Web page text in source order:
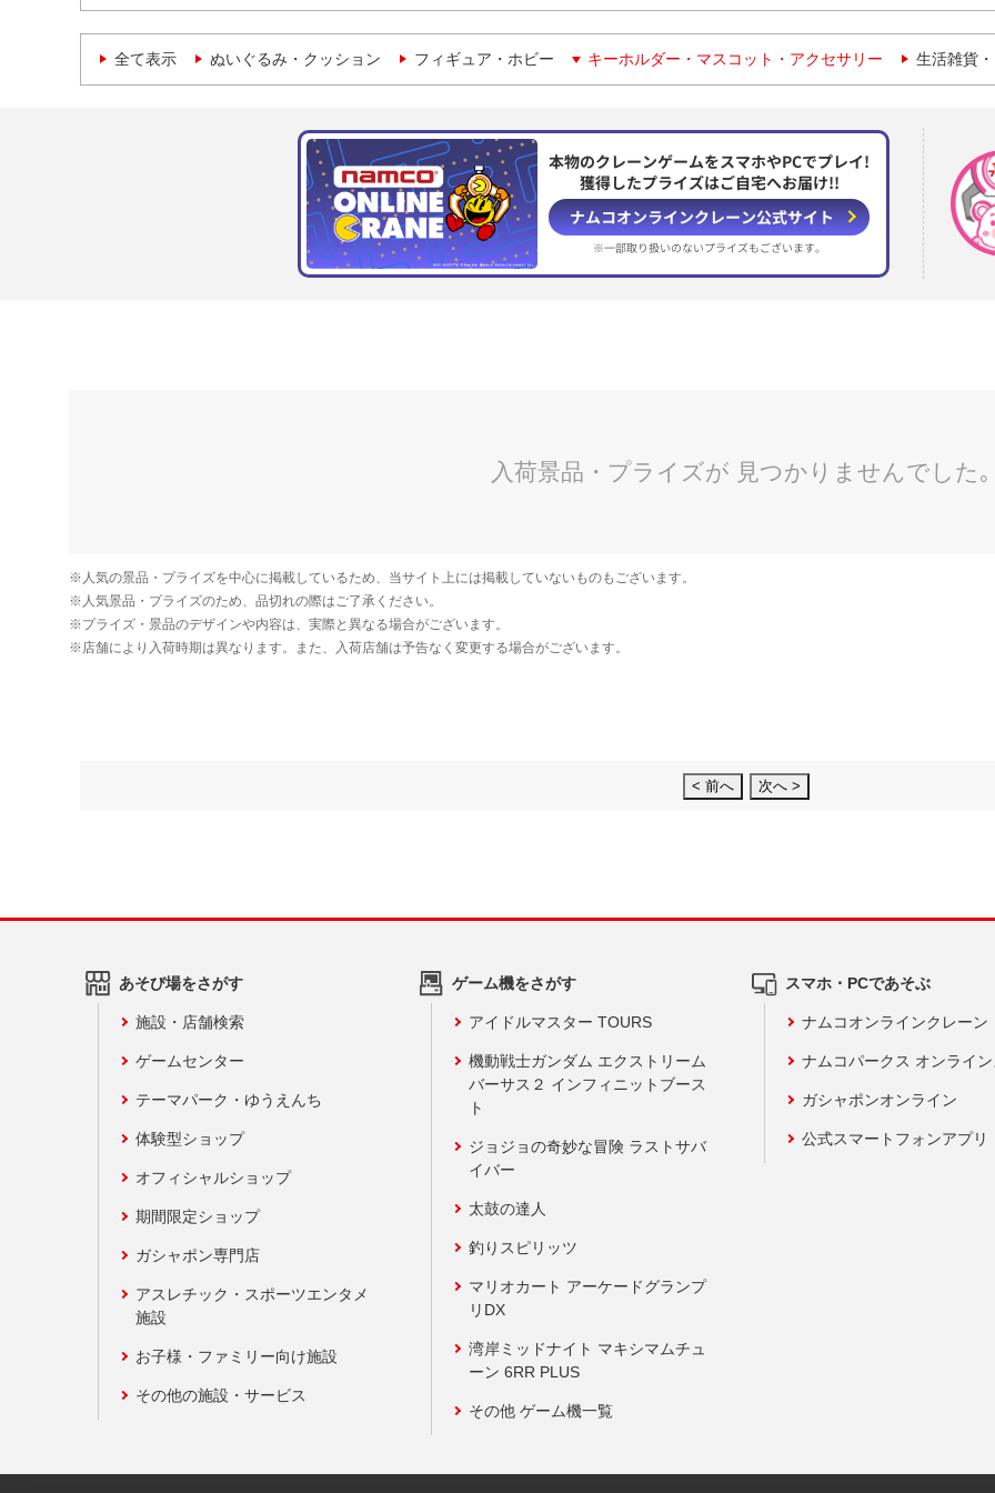
全て表示 ぬいぐるみ・クッション フィギュア・ホビー キーホルダー・マスコット・アクセサリー 生活雑貨
本物のクレーンゲームをスマホやPCでプレイ!
獲得したプライズはご自宅へお届け!!
ナムコオンラインクレーン公式サイト
※一部取り扱いのないプライズもございます。
< 前へ 次へ >
あそび場をさがす
施設・店舗検索
ゲームセンター
テーマパーク・ゆうえんち
体験型ショップ
オフィシャルショップ
期間限定ショップ
ガシャポン専門店
アスレチック・スポーツエンタメ
施設
お子様・ファミリー向け施設
その他の施設・サービス
ゲーム機をさがす
アイドルマスター TOURS
機動戦士ガンダム エクストリーム
バーサス２ インフィニットブース
ト
ジョジョの奇妙な冒険 ラストサバ
イバー
太鼓の達人
釣りスピリッツ
マリオカート アーケードグランプ
リDX
湾岸ミッドナイト マキシマムチュ
ーン 6RR PLUS
その他 ゲーム機一覧
スマホ・PCであそぶ
ナムコオンラインクレーン
ナムコパークス オンライ
ガシャポンオンライン
公式スマートフォンアプリ